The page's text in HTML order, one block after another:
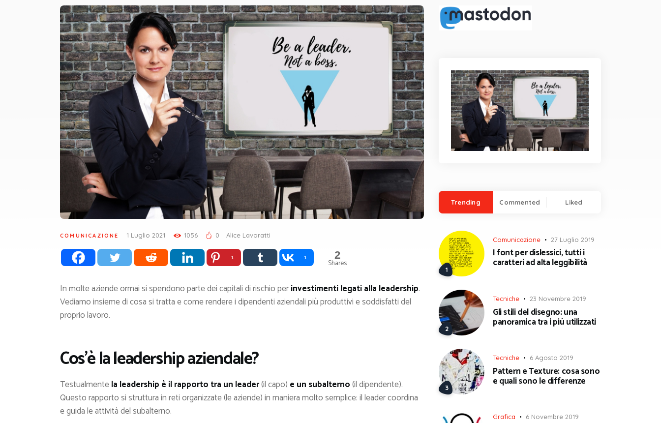
COMUNICAZIONE 1 Luglio 2021 1056 0 Alice Lavoratti
1 1 2
Shares
In molte aziende ormai si spendono parte dei capitali di rischio perinvestimenti legati alla leadership.
Vediamo insieme di cosa si tratta e come rendere i dipendenti aziendali più produttivi e soddisfatti del
proprio lavoro.
Cos’è la leadership aziendale?
Testualmentela leadership è il rapporto tra un leader(il capo) e un subalterno(il dipendente).
Questo rapporto si struttura in reti organizzate (le aziende) in maniera molto semplice: il leader coordina
e guida le attività del subalterno.
Trending Commented Liked
Comunicazione 27 Luglio 2019
I font per dislessici, tutti i
caratteri ad alta leggibilità
Tecniche 23 Novembre 2019
Gli stili del disegno: una
panoramica tra i più utilizzati
Tecniche 6 Agosto 2019
Pattern e Texture: cosa sono
e quali sono le differenze
Grafica 6 Novembre 2019